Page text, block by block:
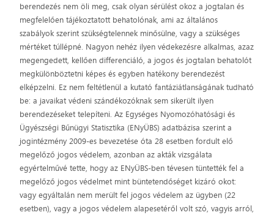
berendezés nem öli meg, csak olyan sérülést okoz a jogtalan és
megfelelően tájékoztatott behatolónak, ami az általános
szabályok szerint szükségtelennek minősülne, vagy a szükséges
mértéket túllépné. Nagyon nehéz ilyen védekezésre alkalmas, azaz
megengedett, kellően differenciáló, a jogos és jogtalan behatolót
megkülönböztetni képes és egyben hatékony berendezést
elképzelni. Ez nem feltétlenül a kutató fantáziátlanságának tudható
be: a javaikat védeni szándékozóknak sem sikerült ilyen
berendezéseket telepíteni. Az Egységes Nyomozóhatósági és
Ügyészségi Bűnügyi Statisztika (ENyÜBS) adatbázisa szerint a
jogintézmény 2009-es bevezetése óta 28 esetben fordult elő
megelőző jogos védelem, azonban az akták vizsgálata
egyértelművé tette, hogy az ENyÜBS-ben tévesen tüntették fel a
megelőző jogos védelmet mint büntetendőséget kizáró okot:
vagy egyáltalán nem merült fel jogos védelem az ügyben (22
esetben), vagy a jogos védelem alapesetéről volt szó, vagyis arról,